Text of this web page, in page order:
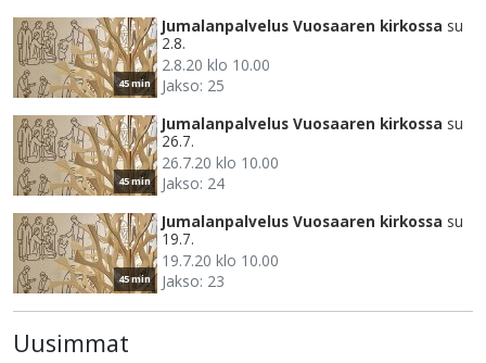
45 min
Jumalanpalvelus Vuosaaren kirkossa su
2.8.
2.8.20 klo 10.00
Jakso: 25
45 min
Jumalanpalvelus Vuosaaren kirkossa su
26.7.
26.7.20 klo 10.00
Jakso: 24
45 min
Jumalanpalvelus Vuosaaren kirkossa su
19.7.
19.7.20 klo 10.00
Jakso: 23
Uusimmat